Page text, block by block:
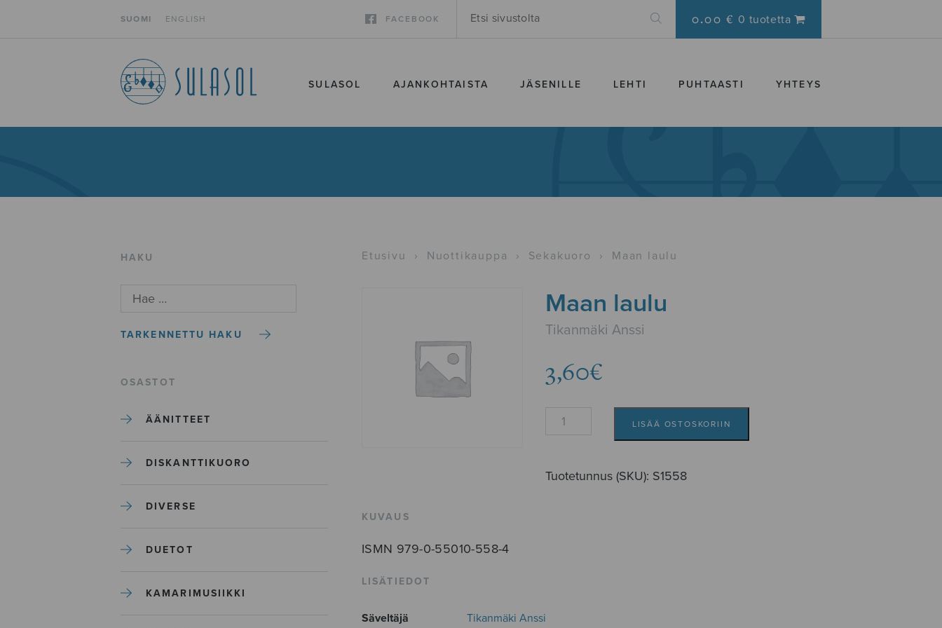
SUOMI ENGLISH FACEBOOK 0.00 € 0 tuotetta
SULASOL AJANKOHTAISTA JÄSENILLE LEHTI PUHTAASTI YHTEYS
HAKU
TARKENNETTU HAKU
OSASTOT
ÄÄNITTEET
DISKANTTIKUORO
DIVERSE
DUETOT
KAMARIMUSIIKKI
Etusivu › Nuottikauppa › Sekakuoro › Maan laulu
Maan laulu
Tikanmäki Anssi
3,60€
Maan
LISÄÄ OSTOSKORIIN
Tuotetunnus (SKU): S1558
KUVAUS
ISMN 979-0-55010-558-4
LISÄTIEDOT
Säveltäjä
Tikanmäki Anssi